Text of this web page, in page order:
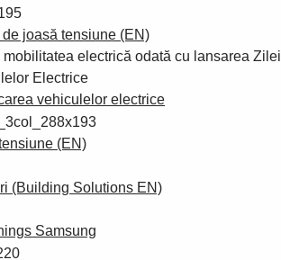
joasă tensiune (EN)
vehiculelor electrice
(EN)
(Building Solutions EN)
Samsung